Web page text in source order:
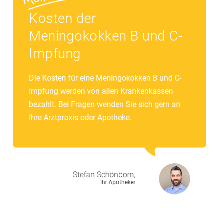
Kosten der
Meningokokken B und C-
Impfung
Die Kosten für eine Meningokokken B und C-
Impfung werden von allen Krankenkassen
bezahlt. Bei Fragen wenden Sie sich gern an
Ihre Arztpraxis oder Apotheke.
Stefan Schönborn,
Ihr Apotheker